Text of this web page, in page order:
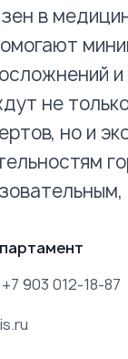
в
не
но и
+7 903 012-18-87